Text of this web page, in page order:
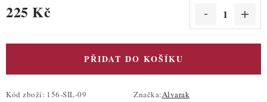
225 Kč
PŘIDAT DO KOŠÍKU
Kód zboží: 156-SIL-09 Značka:Alvarak